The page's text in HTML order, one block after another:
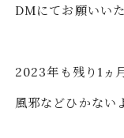
DMにてお願いいた
2023年も残り1ヵ
風邪などひかない